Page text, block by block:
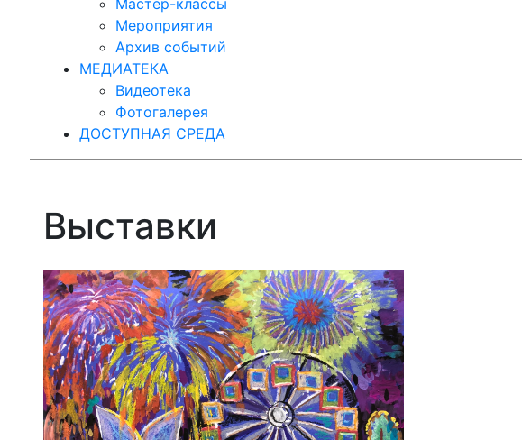
Мастер-классы
Мероприятия
Архив событий
МЕДИАТЕКА
Видеотека
Фотогалерея
ДОСТУПНАЯ СРЕДА
Выставки